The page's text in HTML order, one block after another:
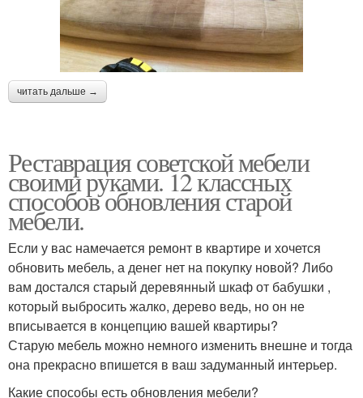
читать дальше →
Реставрация советской мебели
своими руками. 12 классных
способов обновления старой
мебели.
Если у вас намечается ремонт в квартире и хочется
обновить мебель, а денег нет на покупку новой? Либо
вам достался старый деревянный шкаф от бабушки ,
который выбросить жалко, дерево ведь, но он не
вписывается в концепцию вашей квартиры?
Старую мебель можно немного изменить внешне и тогда
она прекрасно впишется в ваш задуманный интерьер.
Какие способы есть обновления мебели?